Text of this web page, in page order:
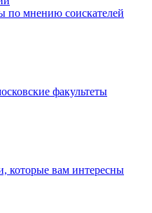
по мнению соискателей
факультеты
которые вам интересны